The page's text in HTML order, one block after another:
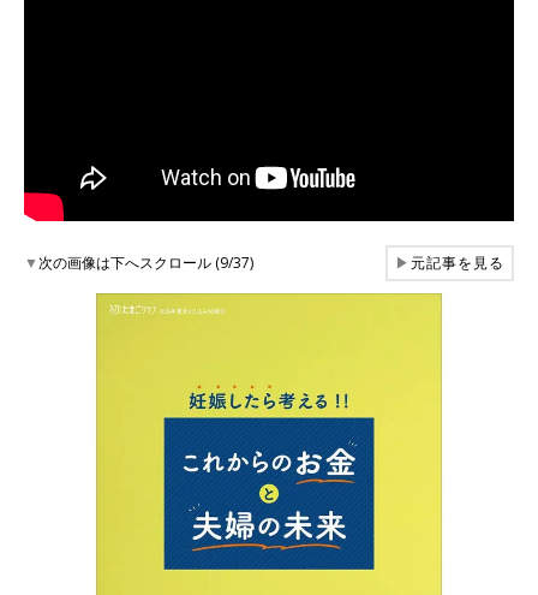
▼次の画像は下へスクロール (9/37) ▶元記事を見る